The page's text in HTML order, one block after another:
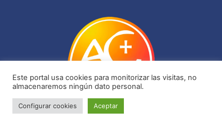
Este portal usa cookies para monitorizar las visitas, no
almacenaremos ningún dato personal.
Configurar cookies Aceptar